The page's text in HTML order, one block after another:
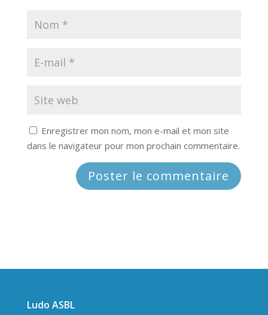
Enregistrer mon nom, mon e-mail et mon site
dans le navigateur pour mon prochain commentaire.
Ludo ASBL